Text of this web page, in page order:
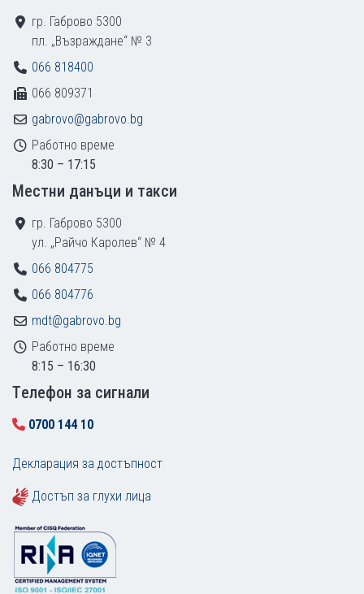
гр. Габрово 5300
пл. „Възраждане“ № 3
066 818400
066 809371
gabrovo@gabrovo.bg
Работно време
8:30 – 17:15
Местни данъци и такси
гр. Габрово 5300
ул. „Райчо Каролев“ № 4
066 804775
066 804776
mdt@gabrovo.bg
Работно време
8:15 – 16:30
Tелефон за сигнали
0700 144 10
Декларация за достъпност
Достъп за глухи лица